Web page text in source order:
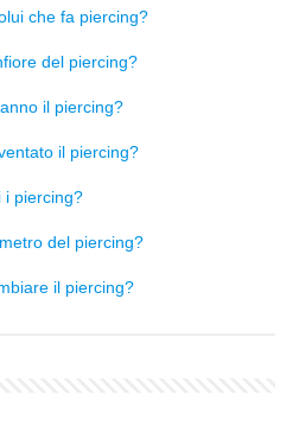
che fa piercing?
del piercing?
il piercing?
il piercing?
i piercing?
del piercing?
il piercing?